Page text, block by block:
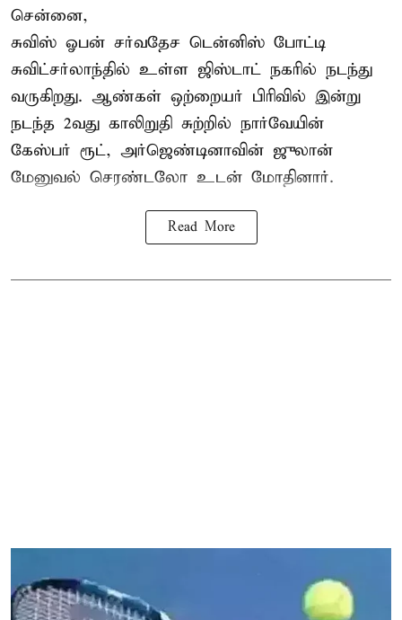
சென்னை,
சுவிஸ் ஓபன் சர்வதேச டென்னிஸ் போட்டி
சுவிட்சர்லாந்தில் உள்ள ஜிஸ்டாட் நகரில் நடந்து
வருகிறது. ஆண்கள் ஒற்றையர் பிரிவில் இன்று
நடந்த 2வது காலிறுதி சுற்றில் நார்வேயின்
கேஸ்பர் ரூட், அர்ஜெண்டினாவின் ஜுலான்
மேனுவல் செரண்டலோ உடன் மோதினார்.
Read More